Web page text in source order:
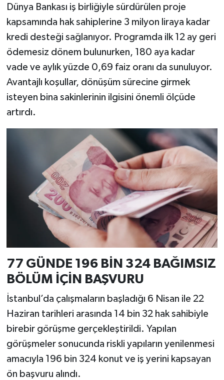
Dünya Bankası iş birliğiyle sürdürülen proje
kapsamında hak sahiplerine 3 milyon liraya kadar
kredi desteği sağlanıyor. Programda ilk 12 ay geri
ödemesiz dönem bulunurken, 180 aya kadar
vade ve aylık yüzde 0,69 faiz oranı da sunuluyor.
Avantajlı koşullar, dönüşüm sürecine girmek
isteyen bina sakinlerinin ilgisini önemli ölçüde
artırdı.
77 GÜNDE 196 BİN 324 BAĞIMSIZ
BÖLÜM İÇİN BAŞVURU
İstanbul’da çalışmaların başladığı 6 Nisan ile 22
Haziran tarihleri arasında 14 bin 32 hak sahibiyle
birebir görüşme gerçekleştirildi. Yapılan
görüşmeler sonucunda riskli yapıların yenilenmesi
amacıyla 196 bin 324 konut ve iş yerini kapsayan
ön başvuru alındı.